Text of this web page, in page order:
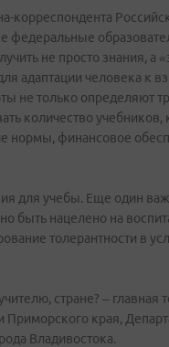
корреспондента
федеральные
не просто знания, а
адаптации человека к
не только определяют
количество учебников,
нормы, финансовое
для учебы. Еще один
быть нацелено на
толерантности в
стране? – главная
Приморского края,
Владивостока.